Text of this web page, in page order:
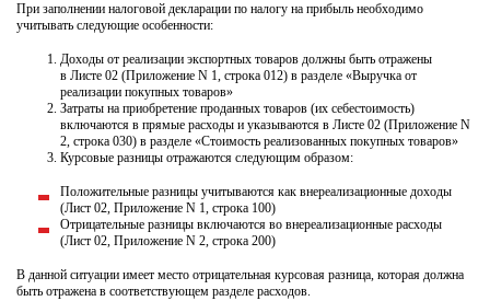
При заполнении налоговой декларации по налогу на прибыль необходимо
учитывать следующие особенности:
Доходы от реализации экспортных товаров должны быть отражены
в Листе 02 (Приложение N 1, строка 012) в разделе «Выручка от
реализации покупных товаров»
Затраты на приобретение проданных товаров (их себестоимость)
включаются в прямые расходы и указываются в Листе 02 (Приложение N
2, строка 030) в разделе «Стоимость реализованных покупных товаров»
Курсовые разницы отражаются следующим образом:
Положительные разницы учитываются как внереализационные доходы
(Лист 02, Приложение N 1, строка 100)
Отрицательные разницы включаются во внереализационные расходы
(Лист 02, Приложение N 2, строка 200)
В данной ситуации имеет место отрицательная курсовая разница, которая должна
быть отражена в соответствующем разделе расходов.